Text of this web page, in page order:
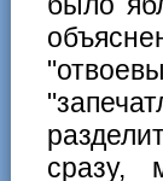
сразу,